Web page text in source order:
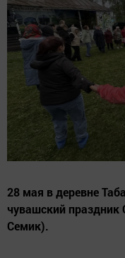
28 мая в деревне
чувашский
Семик).